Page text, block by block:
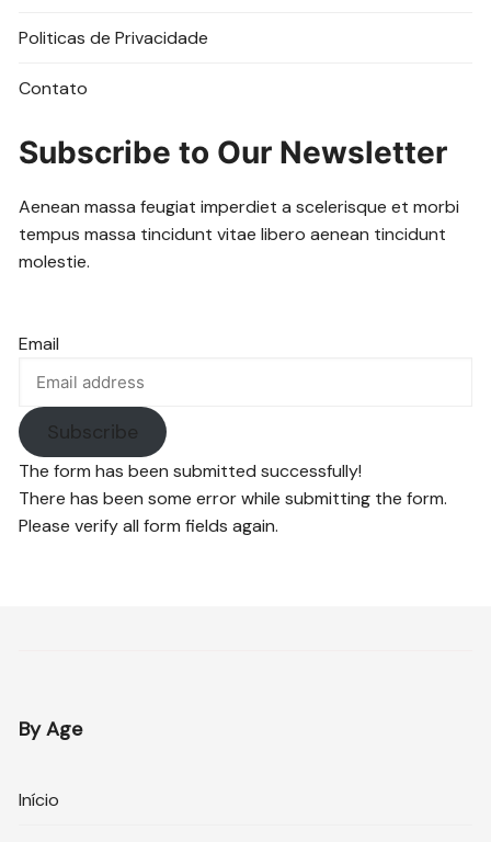
Politicas de Privacidade
Contato
Subscribe to Our Newsletter
Aenean massa feugiat imperdiet a scelerisque et morbi
tempus massa tincidunt vitae libero aenean tincidunt
molestie.
Email
Subscribe
The form has been submitted successfully!
There has been some error while submitting the form.
Please verify all form fields again.
By Age
Início